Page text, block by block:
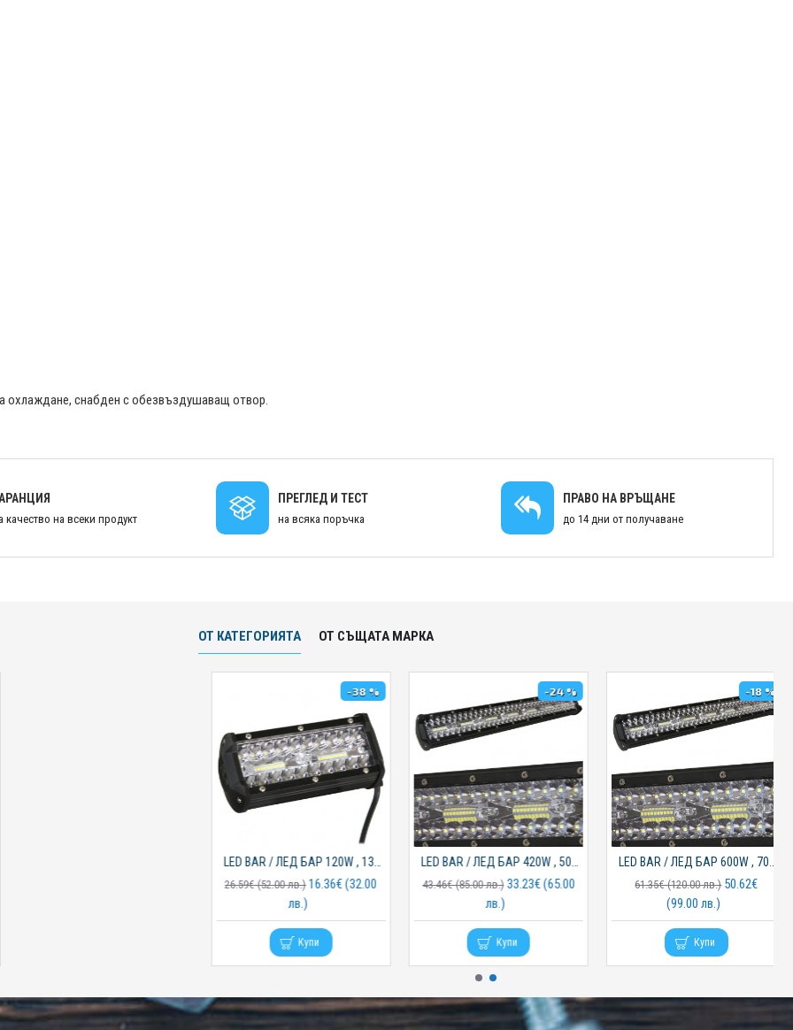
качество на всеки продукт
ПРЕГЛЕД И ТЕСТ
на всяка поръчка
ПРАВО НА ВРЪЩАНЕ
до 14 дни от получаване
охлаждане, снабден с обезвъздушаващ отвор.
ОТ КАТЕГОРИЯТА ОТ СЪЩАТА МАРКА
-24 %
LED BAR / ЛЕД БАР 420W , 50см , Mar-Pol
43.46€ (85.00 лв.) 33.23€ (65.00
лв.)
Купи
-18 %
LED BAR / ЛЕД БАР 600W , 70см , Mar-Pol
61.35€ (120.00 лв.) 50.62€
(99.00 лв.)
Купи
LED Акумулаторна работна лампа с магнит и кука BUL 2831
15.33€ (29.99 лв.)
Купи